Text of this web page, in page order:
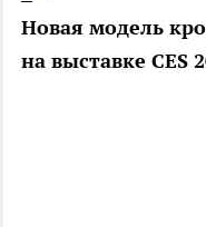
Новая модель
на выставке CES